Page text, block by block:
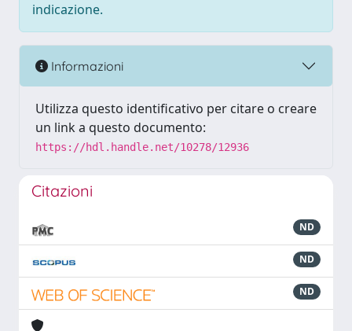
indicazione.
Informazioni
Utilizza questo identificativo per citare o creare
un link a questo documento:
https://hdl.handle.net/10278/12936
Citazioni
ND
ND
ND